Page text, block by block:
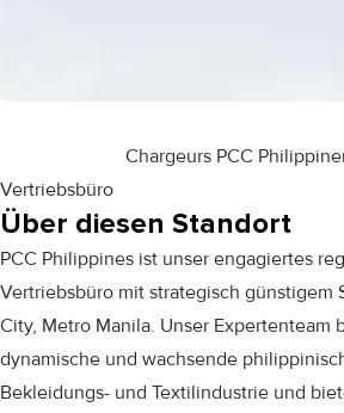
Chargeurs PCC
Vertriebsbüro
Über diesen Standort
PCC Philippines ist unser engagiertes
Vertriebsbüro mit strategisch günstigem
City, Metro Manila. Unser Expertenteam
dynamische und wachsende
Bekleidungs- und Textilindustrie und